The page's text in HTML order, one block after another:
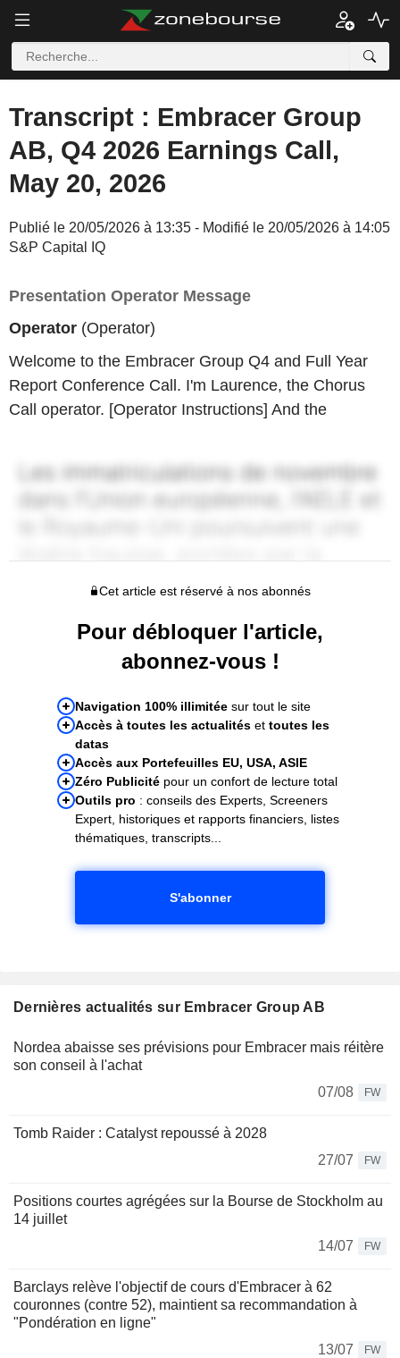
Transcript : Embracer Group
AB, Q4 2026 Earnings Call,
May 20, 2026
Publié le 20/05/2026 à 13:35 - Modifié le 20/05/2026 à 14:05
S&P Capital IQ
Presentation Operator Message
Operator (Operator)
Welcome to the Embracer Group Q4 and Full Year
Report Conference Call. I'm Laurence, the Chorus
Call operator. [Operator Instructions] And the
Cet article est réservé à nos abonnés
Pour débloquer l'article,
abonnez-vous !
Navigation 100% illimitée sur tout le site
Accès à toutes les actualités et toutes les
datas
Accès aux Portefeuilles EU, USA, ASIE
Zéro Publicité pour un confort de lecture total
Outils pro : conseils des Experts, Screeners
Expert, historiques et rapports financiers, listes
thématiques, transcripts...
S'abonner
Dernières actualités sur Embracer Group AB
Nordea abaisse ses prévisions pour Embracer mais réitère
son conseil à l'achat
07/08
FW
Tomb Raider : Catalyst repoussé à 2028
27/07
FW
Positions courtes agrégées sur la Bourse de Stockholm au
14 juillet
14/07
FW
Barclays relève l'objectif de cours d'Embracer à 62
couronnes (contre 52), maintient sa recommandation à
"Pondération en ligne"
13/07
FW